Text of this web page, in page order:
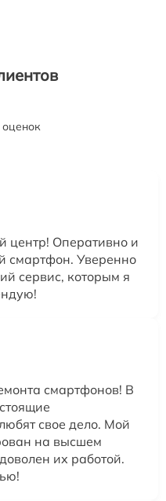
оценок
центр! Оперативно и
смартфон. Уверенно
сервис, которым я
смартфонов! В
свое дело. Мой
на высшем
их работой.